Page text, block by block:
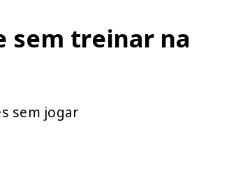
sem treinar na
sem jogar